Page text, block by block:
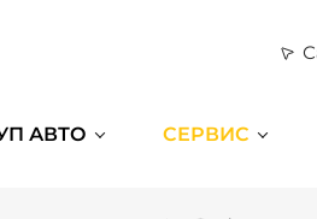
АВТО СЕРВИС